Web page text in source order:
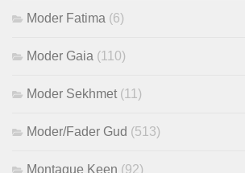
Moder Fatima (6)
Moder Gaia (110)
Moder Sekhmet (11)
Moder/Fader Gud (513)
Montague Keen (92)